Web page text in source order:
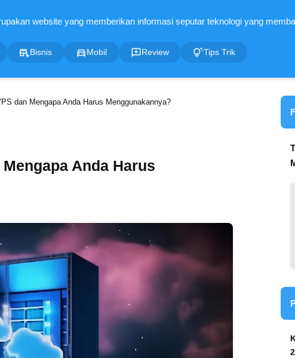
Bisnis Mobil Review Tips Trik
dan Mengapa Anda Harus Menggunakannya?
Anda Harus